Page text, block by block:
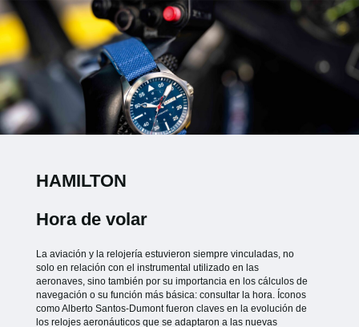
HAMILTON
Hora de volar
La aviación y la relojería estuvieron siempre vinculadas, no
solo en relación con el instrumental utilizado en las
aeronaves, sino también por su importancia en los cálculos de
navegación o su función más básica: consultar la hora. Íconos
como Alberto Santos-Dumont fueron claves en la evolución de
los relojes aeronáuticos que se adaptaron a las nuevas